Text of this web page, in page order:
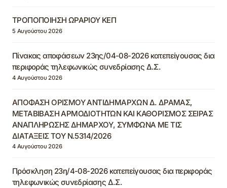
ΤΡΟΠΟΠΟΙΗΣΗ ΩΡΑΡΙΟΥ ΚΕΠ
5 Αυγούστου 2026
Πίνακας αποφάσεων 23ης/04-08-2026 κατεπείγουσας δια
περιφοράς τηλεφωνικώς συνεδρίασης Δ.Σ.
4 Αυγούστου 2026
ΑΠΟΦΑΣΗ ΟΡΙΣΜΟΥ ΑΝΤΙΔΗΜΑΡΧΩΝ Δ. ΔΡΑΜΑΣ,
ΜΕΤΑΒΙΒΑΣΗ ΑΡΜΟΔΙΟΤΗΤΩΝ ΚΑΙ ΚΑΘΟΡΙΣΜΟΣ ΣΕΙΡΑΣ
ΑΝΑΠΛΗΡΩΣΗΣ ΔΗΜΑΡΧΟΥ, ΣΥΜΦΩΝΑ ΜΕ ΤΙΣ
ΔΙΑΤΑΞΕΙΣ ΤΟΥ Ν.5314/2026
4 Αυγούστου 2026
Πρόσκληση 23η/4-08-2026 κατεπείγουσας δια περιφοράς
τηλεφωνικώς συνεδρίασης Δ.Σ.